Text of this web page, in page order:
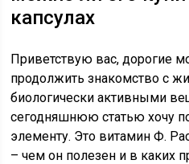
капсулах
Приветствую вас, дорогие
продолжить знакомство с
биологически активными
сегодняшнюю статью хочу
элементу. Это витамин Ф.
– чем он полезен и в каких